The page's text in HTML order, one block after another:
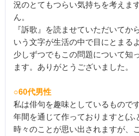
況のとてもつらい気持ちを考えま
ん。
『訴歌』を読ませていただいてか
いう文字が生活の中で目にとまる
少しずつでもこの問題について知
ます。ありがとうございました。
○60代男性
私は俳句を趣味としているもので
年間を通じて作っておりますと(ふ
時々のこ とが思い出されますが、